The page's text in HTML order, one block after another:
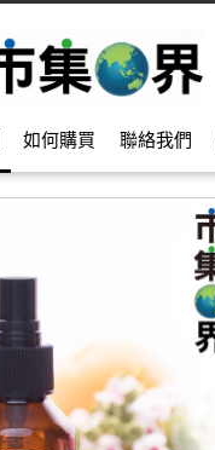
如何購買 聯絡我們